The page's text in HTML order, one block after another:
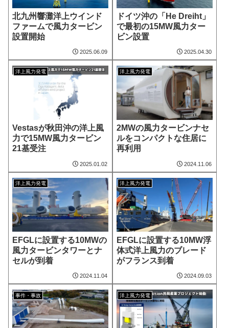
北九州響灘洋上ウインド
ファームで風力タービン
設置開始
2025.06.09
ドイツ沖の「He Dreiht」
で最初の15MW風力ター
ビン設置
2025.04.30
洋上風力発電
Vestasが秋田沖の洋上風
力で15MW風力タービン
21基受注
2025.01.02
洋上風力発電
2MWの風力タービンナセ
ルをコンパクトな住居に
再利用
2024.11.06
洋上風力発電
EFGLに設置する10MWの
風力タービンタワーとナ
セルが到着
2024.11.04
洋上風力発電
EFGLに設置する10MW浮
体式洋上風力のブレード
がフランス到着
2024.09.03
事件・事故 洋上風力発電